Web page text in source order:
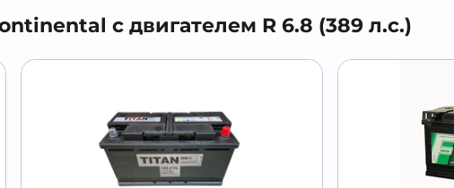
с двигателем R 6.8 (389 л.с.)